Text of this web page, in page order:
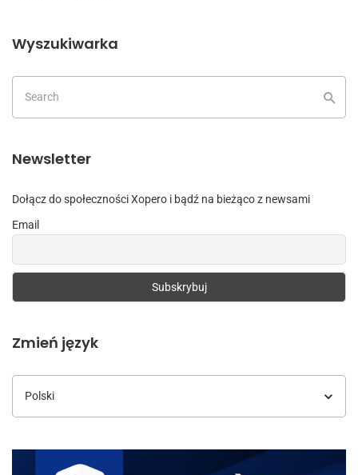
Wyszukiwarka
Newsletter
Dołącz do społeczności Xopero i bądź na bieżąco z newsami
Email
Zmień język
język